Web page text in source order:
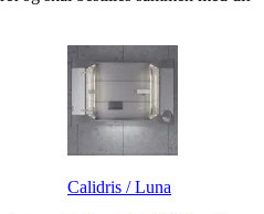
Calidris / Luna